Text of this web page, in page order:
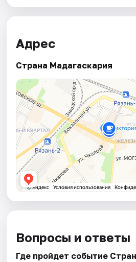
Адрес
Страна Мадагаскария
Вопросы и ответы
Где пройдет событие